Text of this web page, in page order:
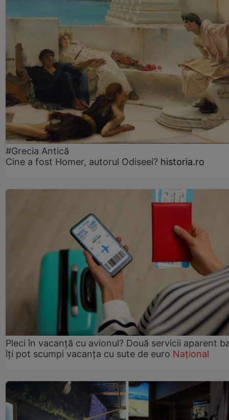
#Grecia Antică
Cine a fost Homer, autorul Odiseei? historia.ro
Pleci în vacanță cu avionul? Două servicii aparent
îți pot scumpi vacanța cu sute de euro Național